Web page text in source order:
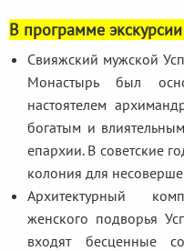
В программе
Свияжский мужской
Монастырь был
настоятелем
богатым и
епархии. В советские
колония для
Архитектурный
женского подворья
входят бесценные